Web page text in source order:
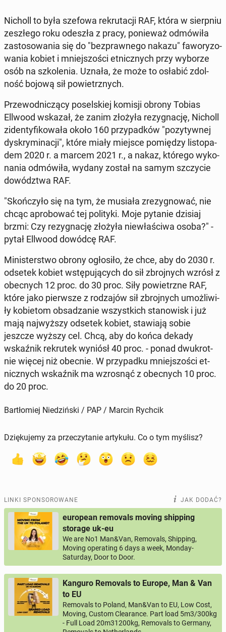
Nicholl to była szefowa re­kru­ta­cji RAF, która w sierp­niu
ze­szłe­go roku odeszła z pracy, po­nie­waż od­mó­wi­ła
za­sto­so­wa­nia się do "bez­praw­ne­go nakazu" fa­wo­ry­zo­
wa­nia kobiet i mniej­szo­ści et­nicz­nych przy wyborze
osób na szko­le­nia. Uznała, że może to osłabić zdol­
ność bojową sił po­wietrz­nych.
Prze­wod­ni­czą­cy po­sel­skiej komisji obrony Tobias
Ellwood wskazał, że zanim złożyła re­zy­gna­cję, Nicholl
zi­den­ty­fi­ko­wa­ła około 160 przy­pad­ków "po­zy­tyw­nej
dys­kry­mi­na­cji", które miały miejsce po­mię­dzy li­sto­pa­
dem 2020 r. a marcem 2021 r., a nakaz, którego wy­ko­
na­nia od­mó­wi­ła, wydany został na samym szczy­cie
do­wódz­twa RAF.
"Skoń­czy­ło się na tym, że musiała zre­zy­gno­wać, nie
chcąc apro­bo­wać tej po­li­ty­ki. Moje pytanie dzisiaj
brzmi: Czy re­zy­gna­cję złożyła nie­wła­ści­wa osoba?" -
pytał Ellwood dowódcę RAF.
Mi­ni­ster­stwo obrony ogło­si­ło, że chce, aby do 2030 r.
odsetek kobiet wstę­pu­ją­cych do sił zbroj­nych wzrósł z
obec­nych 12 proc. do 30 proc. Siły po­wietrz­ne RAF,
które jako pierw­sze z ro­dza­jów sił zbroj­nych umoż­li­wi­
ły ko­bie­tom ob­sa­dza­nie wszyst­kich sta­no­wisk i już
mają naj­wyż­szy odsetek kobiet, sta­wia­ją sobie
jeszcze wyższy cel. Chcą, aby do końca dekady
wskaź­nik re­kru­tek wyniósł 40 proc. - ponad dwu­krot­
nie więcej niż obecnie. W przy­pad­ku mniej­szo­ści et­
nicz­nych wskaź­nik ma wzro­snąć z obec­nych 10 proc.
do 20 proc.
Bartłomiej Niedziński / PAP / Marcin Rychcik
Dziękujemy za przeczytanie artykułu. Co o tym myślisz?
LINKI SPONSOROWANE JAK DODAĆ?
european removals moving shipping
storage uk-eu
We are No1 Man&Van, Removals, Shipping,
Moving operating 6 days a week, Monday-
Saturday, Door to Door.
Kanguro Removals to Europe, Man & Van
to EU
Removals to Poland, Man&Van to EU, Low Cost,
Moving, Custom Clearance. Part load 5m3/300kg
- Full Load 20m31200kg, Removals to Germany,